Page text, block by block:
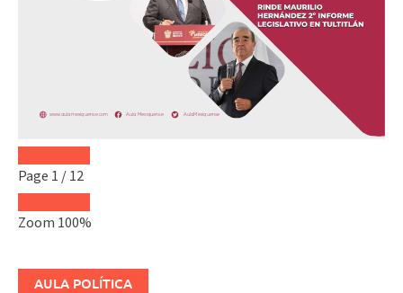
Page 1 / 12
Zoom 100%
AULA POLÍTICA